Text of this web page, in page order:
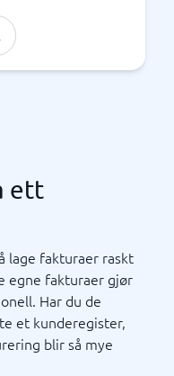
ett
lage fakturaer raskt
egne fakturaer gjør
Har du de
et kunderegister,
blir så mye